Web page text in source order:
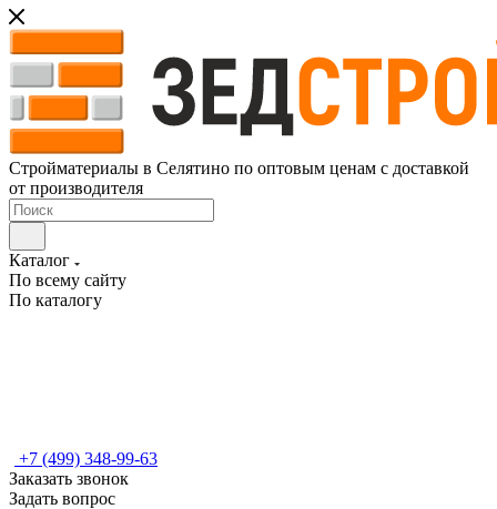
Стройматериалы в Селятино по оптовым ценам с доставкой
от производителя
Каталог
По всему сайту
По каталогу
+7 (499) 348-99-63
Заказать звонок
Задать вопрос